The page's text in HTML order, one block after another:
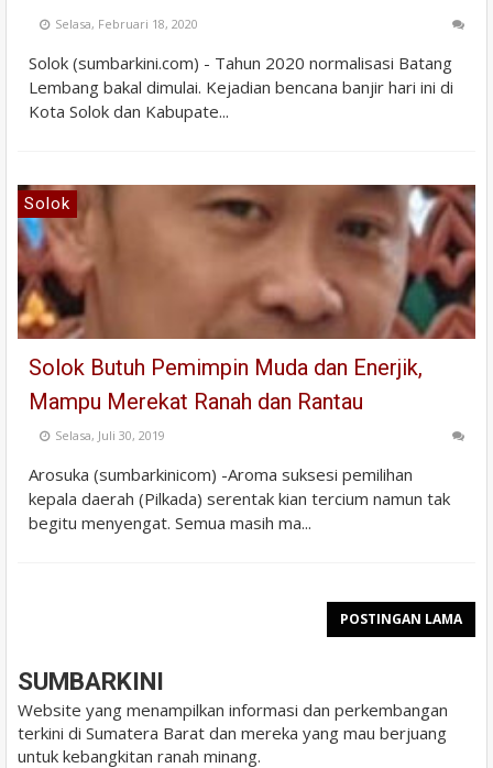
Selasa, Februari 18, 2020
Solok (sumbarkini.com) - Tahun 2020 normalisasi Batang
Lembang bakal dimulai. Kejadian bencana banjir hari ini di
Kota Solok dan Kabupate...
Solok
Solok Butuh Pemimpin Muda dan Enerjik,
Mampu Merekat Ranah dan Rantau
Selasa, Juli 30, 2019
Arosuka (sumbarkinicom) -Aroma suksesi pemilihan
kepala daerah (Pilkada) serentak kian tercium namun tak
begitu menyengat. Semua masih ma...
POSTINGAN LAMA
SUMBARKINI
Website yang menampilkan informasi dan perkembangan
terkini di Sumatera Barat dan mereka yang mau berjuang
untuk kebangkitan ranah minang.